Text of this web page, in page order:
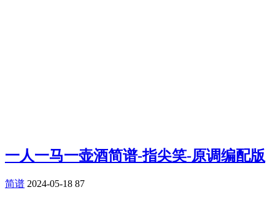
一人一马一壶酒简谱-指尖笑-原调编配版
简谱 2024-05-18 87